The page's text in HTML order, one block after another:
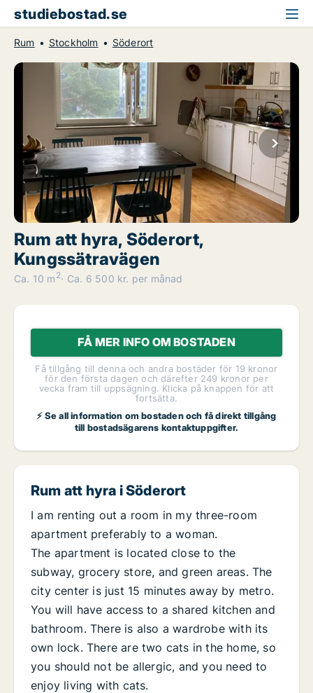
studiebostad.se
Rum Stockholm Söderort
Rum att hyra, Söderort,
Kungssätravägen
Ca. 10 m 2 Ca. 6 500 kr. per månad
FÅ MER INFO OM BOSTADEN
Få tillgång till denna och andra bostäder för 19 kronor
för den första dagen och därefter 249 kronor per
vecka fram till uppsägning. Klicka på knappen för att
fortsätta.
⚡ Se all information om bostaden och få direkt tillgång
till bostadsägarens kontaktuppgifter.
Rum att hyra i Söderort
I am renting out a room in my three-room
apartment preferably to a woman.
The apartment is located close to the
subway, grocery store, and green areas. The
city center is just 15 minutes away by metro.
You will have access to a shared kitchen and
bathroom. There is also a wardrobe with its
own lock. There are two cats in the home, so
you should not be allergic, and you need to
enjoy living with cats.